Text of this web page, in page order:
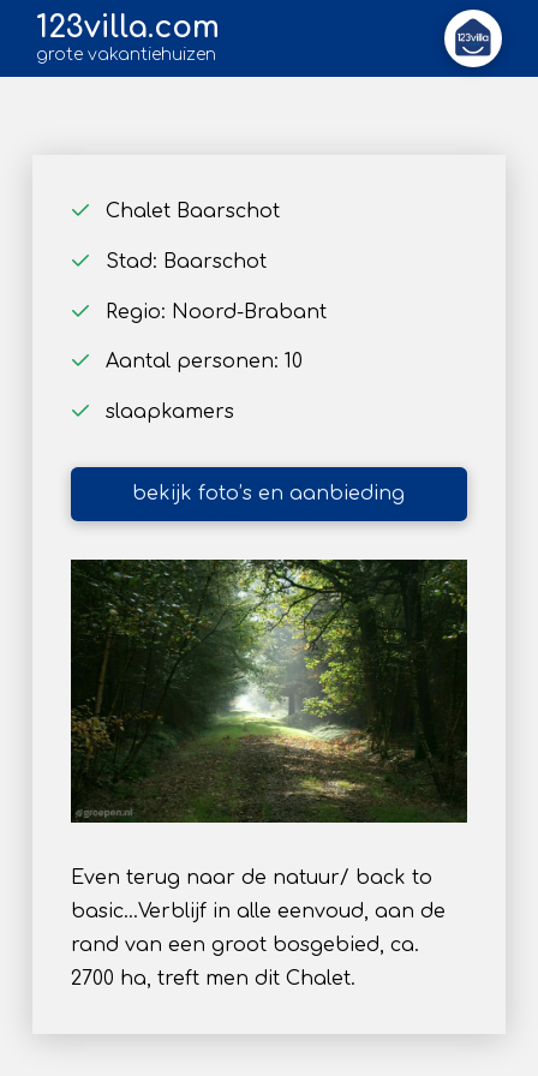
123villa.com
grote vakantiehuizen
Chalet Baarschot
Stad: Baarschot
Regio: Noord-Brabant
Aantal personen: 10
slaapkamers
bekijk foto’s en aanbieding
Even terug naar de natuur/ back to
basic…Verblijf in alle eenvoud, aan de
rand van een groot bosgebied, ca.
2700 ha, treft men dit Chalet.